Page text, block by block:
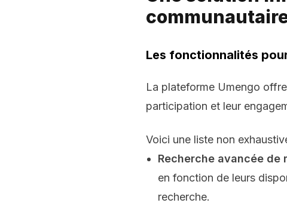
Les fonctionnalités
La plateforme Umengo
participation et leur
Voici une liste non
Recherche avancée de
en fonction de leurs
recherche.